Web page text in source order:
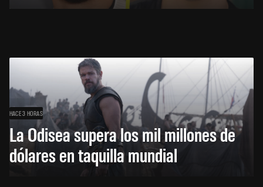
HACE 3 HORAS
La Odisea supera los mil millones de
dólares en taquilla mundial